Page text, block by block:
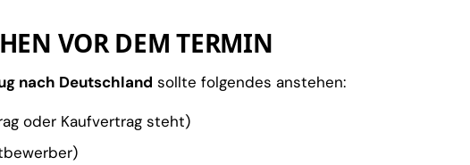
VOR DEM TERMIN
nach Deutschland sollte folgendes anstehen:
oder Kaufvertrag steht)